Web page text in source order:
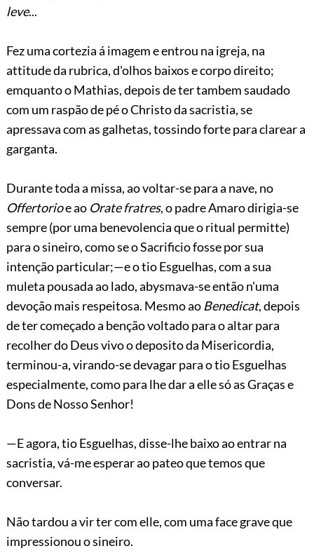
leve...
Fez uma cortezia á imagem e entrou na igreja, na
attitude da rubrica, d'olhos baixos e corpo direito;
emquanto o Mathias, depois de ter tambem saudado
com um raspão de pé o Christo da sacristia, se
apressava com as galhetas, tossindo forte para clarear a
garganta.
Durante toda a missa, ao voltar-se para a nave, no
Offertorioe ao Orate fratres, o padre Amaro dirigia-se
sempre (por uma benevolencia que o ritual permitte)
para o sineiro, como se o Sacrificio fosse por sua
intenção particular;—e o tio Esguelhas, coma sua
muleta pousada ao lado, abysmava-se então n'uma
devoção mais respeitosa. Mesmo ao Benedicat, depois
de ter começado a benção voltado para o altar para
recolher do Deus vivo o deposito da Misericordia,
terminou-a, virando-se devagar para o tio Esguelhas
especialmente, como para lhe dar a elle só as Graças e
Dons de Nosso Senhor!
—E agora, tio Esguelhas, disse-lhe baixo ao entrar na
sacristia, vá-me esperar ao pateo que temos que
conversar.
Não tardou a vir ter com elle, com uma face grave que
impressionou o sineiro.